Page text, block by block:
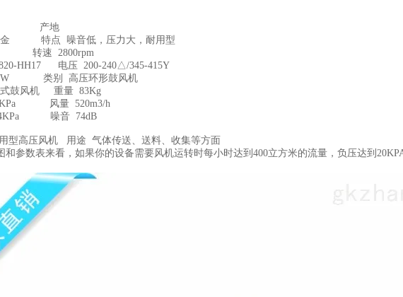
产地
特点 噪音低，压力大，耐用型
速 2800rpm
HH17 电压 200-240△/345-415Y
类别 高压环形鼓风机
鼓风机 重量 83Kg
风量 520m3/h
噪音 74dB
型高压风机 用途 气体传送、送料、收集等方面
和参数表来看，如果你的设备需要风机运转时每小时达到400立方米的流量，负压达到